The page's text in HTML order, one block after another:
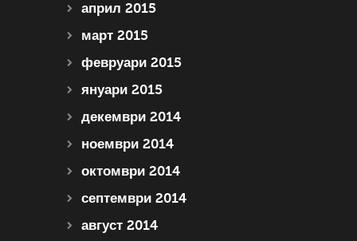
април 2015
март 2015
февруари 2015
януари 2015
декември 2014
ноември 2014
октомври 2014
септември 2014
август 2014